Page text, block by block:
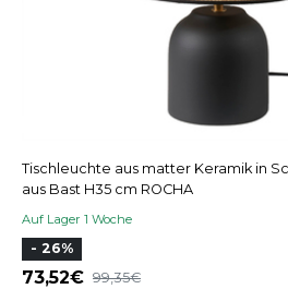
Tischleuchte aus matter Keramik in
aus Bast H35 cm ROCHA
Auf Lager 1 Woche
- 26%
73,52 99,35